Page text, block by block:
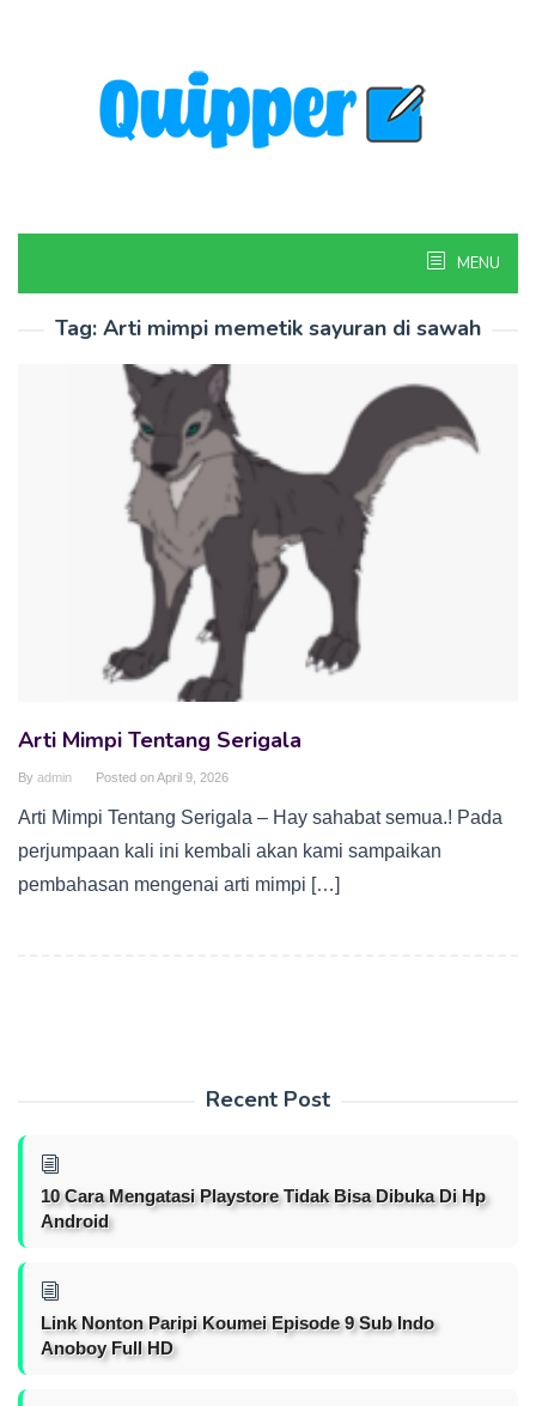
MENU
Tag: Arti mimpi memetik sayuran di sawah
Arti Mimpi Tentang Serigala
By admin Posted onApril 9, 2026
Arti Mimpi Tentang Serigala – Hay sahabat semua.! Pada
perjumpaan kali ini kembali akan kami sampaikan
pembahasan mengenai arti mimpi […]
Recent Post
10 Cara Mengatasi Playstore Tidak Bisa Dibuka Di Hp
Android
Link Nonton Paripi Koumei Episode 9 Sub Indo
Anoboy Full HD